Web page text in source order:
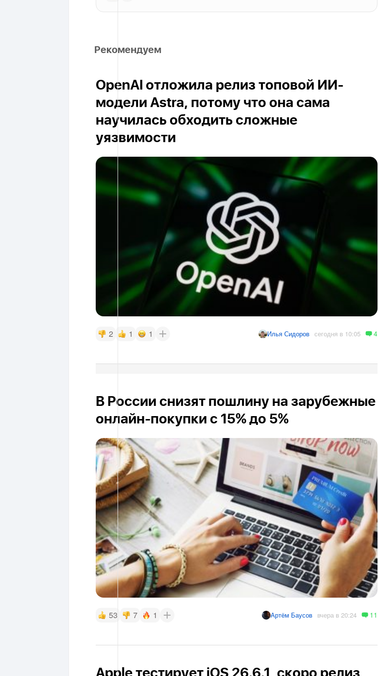
Рекомендуем
OpenAI отложила релиз топовой ИИ-
модели Astra, потому что она сама
научилась обходить сложные
уязвимости
2 1 1 Илья Сидоров сегодня в 10:05 4
В России снизят пошлину на зарубежные
онлайн-покупки с 15% до 5%
53 7 1 Артём Баусов вчера в 20:24 11